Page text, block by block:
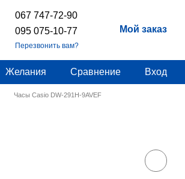
067 747-72-90
095 075-10-77
Перезвонить вам?
Мой заказ
Желания Сравнение Вход
Часы Casio DW-291H-9AVEF